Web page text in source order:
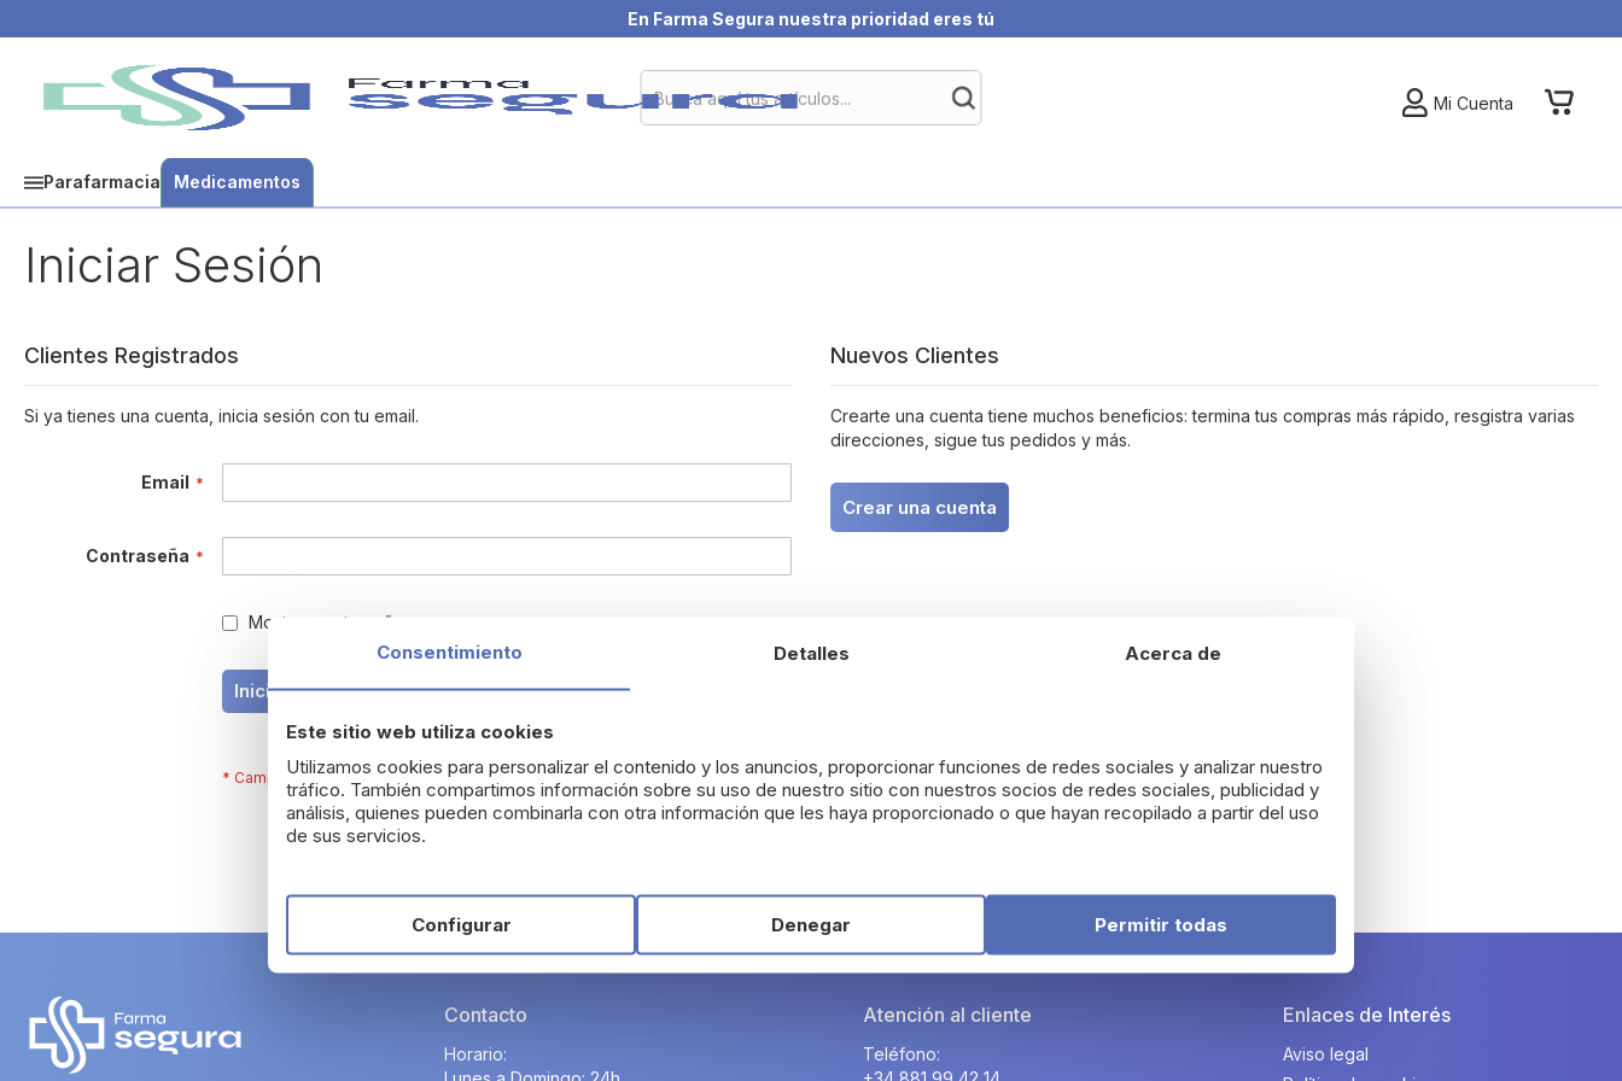
En Farma Segura nuestra prioridad eres tú
My
Mi Cuenta
Parafarmacia Medicamentos
Iniciar Sesión
Clientes Registrados
Si ya tienes una cuenta, inicia sesión con tu email.
Email
Contraseña
Mostrar contraseña
Iniciar Sesión ¿Has olvidado tu contraseña?
Nuevos Clientes
Crearte una cuenta tiene muchos beneficios: termina tus compras más rápido, resgistra varias
direcciones, sigue tus pedidos y más.
Crear una cuenta
Consentimiento Detalles Acerca de
Este sitio web utiliza cookies
Utilizamos cookies para personalizar el contenido y los anuncios, proporcionar funciones de redes sociales y analizar nuestro
tráfico. También compartimos información sobre su uso de nuestro sitio con nuestros socios de redes sociales, publicidad y
análisis, quienes pueden combinarla con otra información que les haya proporcionado o que hayan recopilado a partir del uso
de sus servicios.
Configurar Denegar Permitir todas
Contacto
Horario:
Atención al cliente
Teléfono:
Enlaces de Interés
Aviso legal